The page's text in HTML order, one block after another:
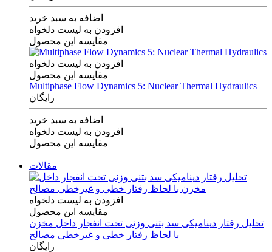
اضافه به سبد خرید
افزودن به لیست دلخواه
مقایسه این محصول
افزودن به لیست دلخواه
مقایسه این محصول
Multiphase Flow Dynamics 5: Nuclear Thermal Hydraulics
رایگان
اضافه به سبد خرید
افزودن به لیست دلخواه
مقایسه این محصول
+
مقالات
افزودن به لیست دلخواه
مقایسه این محصول
تحلیل رفتار دینامیکی سد بتنی وزنی تحت انفجار داخل مخزن
با لحاظ رفتار خطی و غیرخطی مصالح
رایگان